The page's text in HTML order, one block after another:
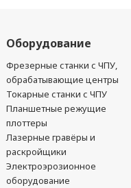
Оборудование
Фрезерные станки с ЧПУ,
обрабатывающие центры
Токарные станки с ЧПУ
Планшетные режущие
плоттеры
Лазерные гравёры и
раскройщики
Электроэрозионное
оборудование